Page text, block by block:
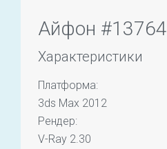
Айфон #13764
Характеристики
Платформа:
3ds Max 2012
Рендер:
V-Ray 2.30